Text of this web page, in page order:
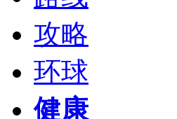
攻略
环球
健康